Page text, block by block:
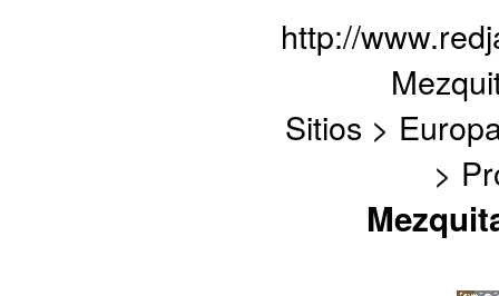
http://
Sitios >
>